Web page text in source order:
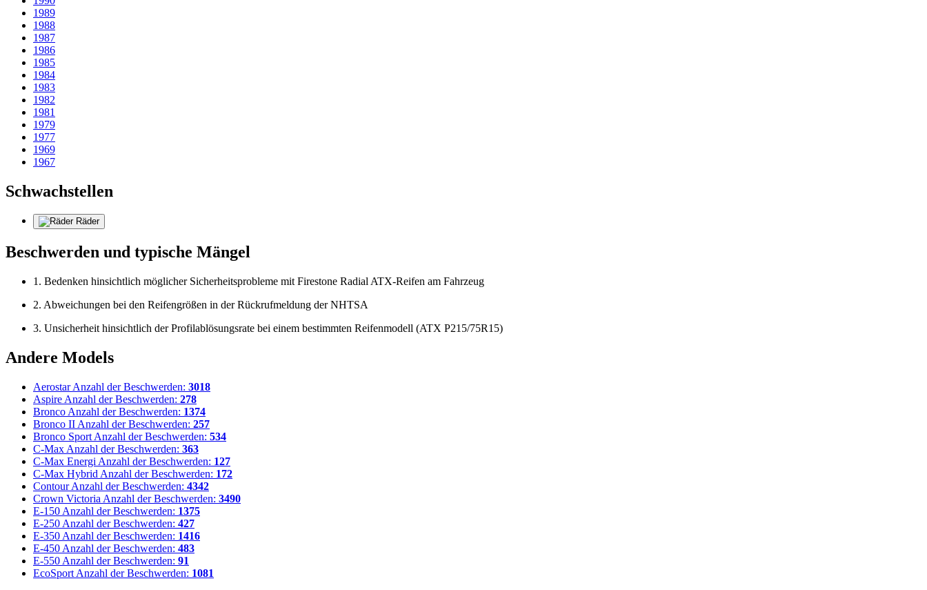
1989
1988
1987
1986
1985
1984
1983
1982
1981
1979
1977
1969
1967
Schwachstellen
Räder
Beschwerden und typische Mängel
1. Bedenken hinsichtlich möglicher Sicherheitsprobleme mit Firestone Radial ATX-Reifen am Fahrzeug
2. Abweichungen bei den Reifengrößen in der Rückrufmeldung der NHTSA
3. Unsicherheit hinsichtlich der Profilablösungsrate bei einem bestimmten Reifenmodell (ATX P215/75R15)
Andere Models
Aerostar Anzahl der Beschwerden: 3018
Aspire Anzahl der Beschwerden: 278
Bronco Anzahl der Beschwerden: 1374
Bronco II Anzahl der Beschwerden: 257
Bronco Sport Anzahl der Beschwerden: 534
C-Max Anzahl der Beschwerden: 363
C-Max Energi Anzahl der Beschwerden: 127
C-Max Hybrid Anzahl der Beschwerden: 172
Contour Anzahl der Beschwerden: 4342
Crown Victoria Anzahl der Beschwerden: 3490
E-150 Anzahl der Beschwerden: 1375
E-250 Anzahl der Beschwerden: 427
E-350 Anzahl der Beschwerden: 1416
E-450 Anzahl der Beschwerden: 483
E-550 Anzahl der Beschwerden: 91
EcoSport Anzahl der Beschwerden: 1081